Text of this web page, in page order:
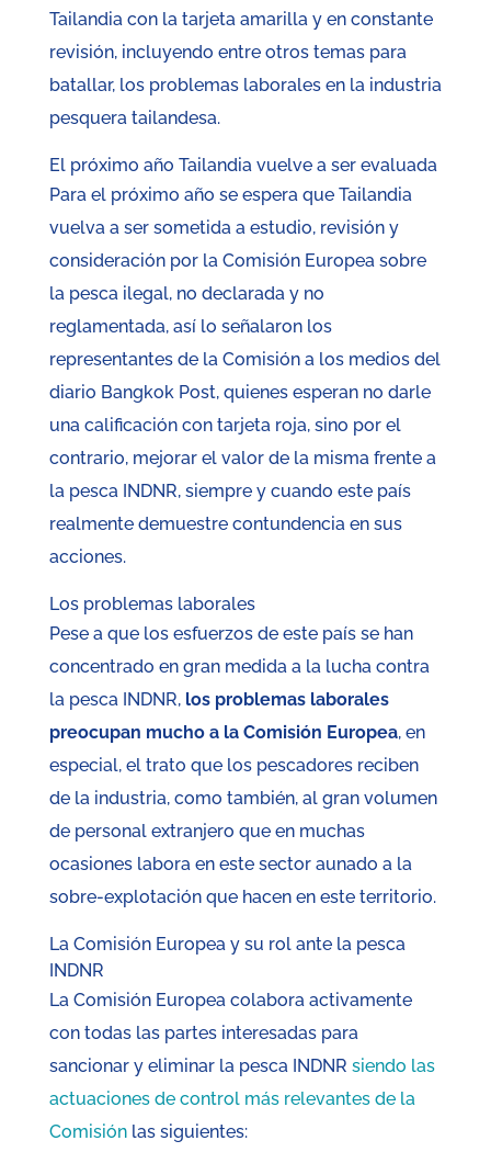
Tailandia con la tarjeta amarilla y en constante
revisión, incluyendo entre otros temas para
batallar, los problemas laborales en la industria
pesquera tailandesa.
El próximo año Tailandia vuelve a ser evaluada
Para el próximo año se espera que Tailandia
vuelva a ser sometida a estudio, revisión y
consideración por la Comisión Europea sobre
la pesca ilegal, no declarada y no
reglamentada, así lo señalaron los
representantes de la Comisión a los medios del
diario Bangkok Post, quienes esperan no darle
una calificación con tarjeta roja, sino por el
contrario, mejorar el valor de la misma frente a
la pesca INDNR, siempre y cuando este país
realmente demuestre contundencia en sus
acciones.
Los problemas laborales
Pese a que los esfuerzos de este país se han
concentrado en gran medida a la lucha contra
la pesca INDNR,los problemas laborales
preocupan mucho a la Comisión Europea, en
especial, el trato que los pescadores reciben
de la industria, como también, al gran volumen
de personal extranjero que en muchas
ocasiones labora en este sector aunado a la
sobre-explotación que hacen en este territorio.
La Comisión Europea y su rol ante la pesca
INDNR
La Comisión Europea colabora activamente
con todas las partes interesadas para
sancionar y eliminar la pesca INDNR siendo las
actuaciones de control más relevantes de la
Comisiónlas siguientes: